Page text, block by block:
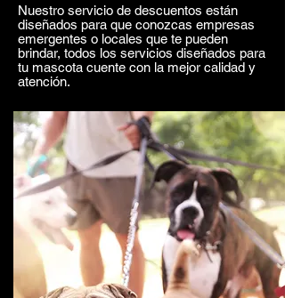
Nuestro servicio de descuentos están
diseñados para que conozcas empresas
emergentes o locales que te pueden
brindar, todos los servicios diseñados para
tu mascota cuente con la mejor calidad y
atención.